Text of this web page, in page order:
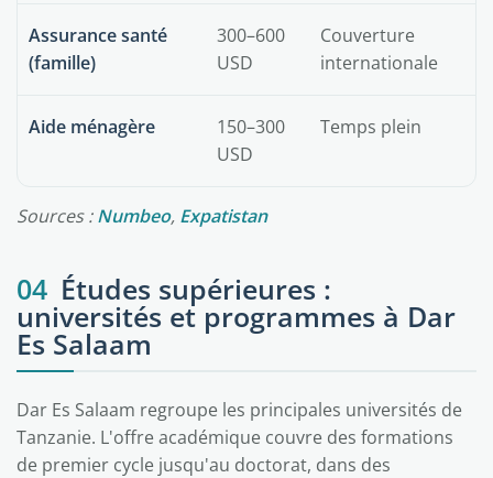
Assurance santé
(famille)
300–600
USD
Couverture
internationale
Aide ménagère
150–300
USD
Temps plein
Sources :Numbeo, Expatistan
04 Études supérieures :
universités et programmes à Dar
Es Salaam
Dar Es Salaam regroupe les principales universités de
Tanzanie. L'offre académique couvre des formations
de premier cycle jusqu'au doctorat, dans des